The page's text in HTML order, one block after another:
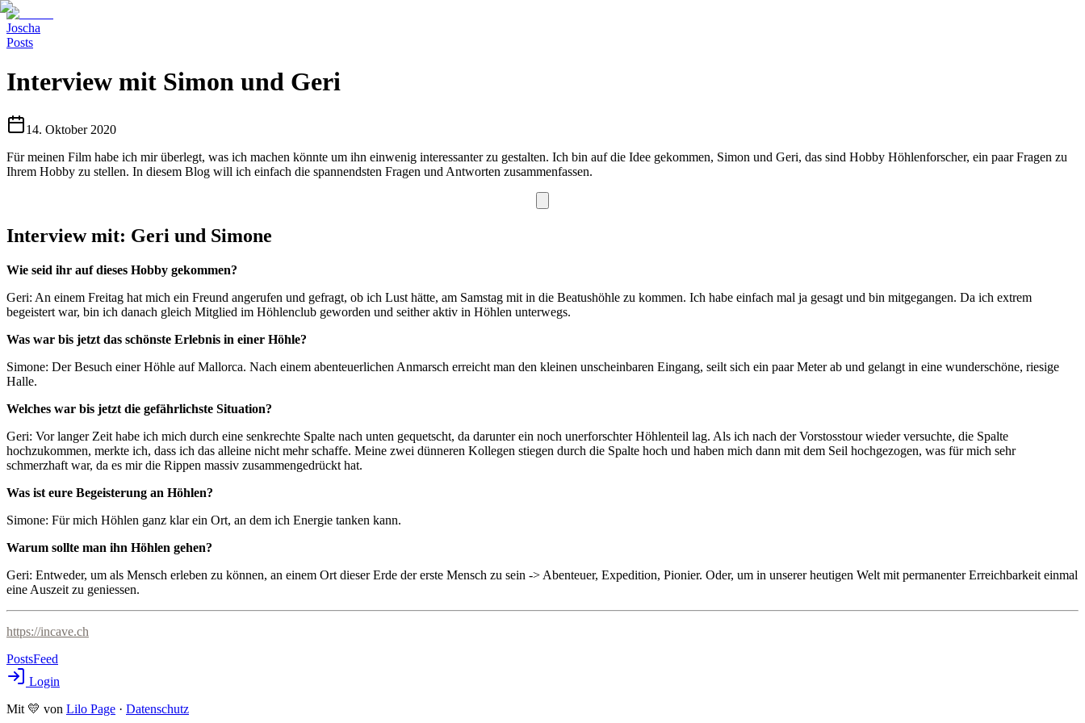
Joscha
Posts
Interview mit Simon und Geri
14. Oktober 2020
Für meinen Film habe ich mir überlegt, was ich machen könnte um ihn einwenig interessanter zu gestalten. Ich bin auf die Idee gekommen, Simon und Geri, das sind Hobby Höhlenforscher, ein paar Fragen zu
Ihrem Hobby zu stellen. In diesem Blog will ich einfach die spannendsten Fragen und Antworten zusammenfassen.
Interview mit: Geri und Simone
Wie seid ihr auf dieses Hobby gekommen?
Geri: An einem Freitag hat mich ein Freund angerufen und gefragt, ob ich Lust hätte, am Samstag mit in die Beatushöhle zu kommen. Ich habe einfach mal ja gesagt und bin mitgegangen. Da ich extrem
begeistert war, bin ich danach gleich Mitglied im Höhlenclub geworden und seither aktiv in Höhlen unterwegs.
Was war bis jetzt das schönste Erlebnis in einer Höhle?
Simone: Der Besuch einer Höhle auf Mallorca. Nach einem abenteuerlichen Anmarsch erreicht man den kleinen unscheinbaren Eingang, seilt sich ein paar Meter ab und gelangt in eine wunderschöne, riesige
Halle.
Welches war bis jetzt die gefährlichste Situation?
Geri: Vor langer Zeit habe ich mich durch eine senkrechte Spalte nach unten gequetscht, da darunter ein noch unerforschter Höhlenteil lag. Als ich nach der Vorstosstour wieder versuchte, die Spalte
hochzukommen, merkte ich, dass ich das alleine nicht mehr schaffe. Meine zwei dünneren Kollegen stiegen durch die Spalte hoch und haben mich dann mit dem Seil hochgezogen, was für mich sehr
schmerzhaft war, da es mir die Rippen massiv zusammengedrückt hat.
Was ist eure Begeisterung an Höhlen?
Simone: Für mich Höhlen ganz klar ein Ort, an dem ich Energie tanken kann.
Warum sollte man ihn Höhlen gehen?
Geri: Entweder, um als Mensch erleben zu können, an einem Ort dieser Erde der erste Mensch zu sein -> Abenteuer, Expedition, Pionier. Oder, um in unserer heutigen Welt mit permanenter Erreichbarkeit einmal
eine Auszeit zu geniessen.
https://incave.ch
PostsFeed
Login
Mit 💛 von Lilo Page · Datenschutz